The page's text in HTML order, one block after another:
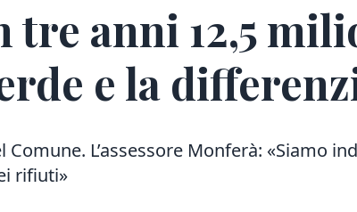
tre anni 12,5
e la
Comune. L’assessore Monferà: «Siamo
rifiuti»